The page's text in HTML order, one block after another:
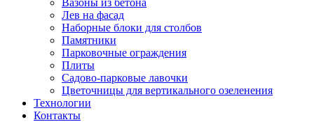
Вазоны из бетона
Лев на фасад
Наборные блоки для столбов
Памятники
Парковочные ограждения
Плиты
Садово-парковые лавочки
Цветочницы для вертикального озеленения
Технологии
Контакты